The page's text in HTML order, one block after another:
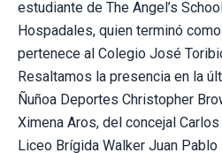
estudiante de The Angel’s
Hospadales, quien terminó
pertenece al Colegio José
Resaltamos la presencia en la
Ñuñoa Deportes Christopher
Ximena Aros, del concejal
Liceo Brígida Walker Juan Pablo